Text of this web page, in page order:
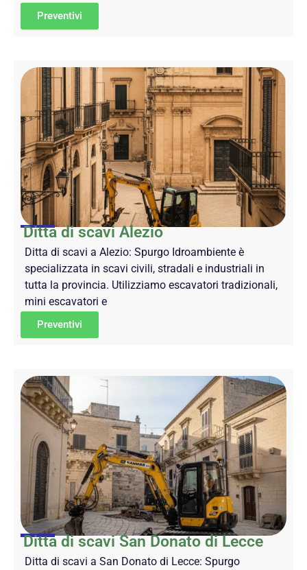
Preventivi
Ditta di scavi Alezio
Ditta di scavi a Alezio: Spurgo Idroambiente è
specializzata in scavi civili, stradali e industriali in
tutta la provincia. Utilizziamo escavatori tradizionali,
mini escavatori e
Preventivi
Ditta di scavi San Donato di Lecce
Ditta di scavi a San Donato di Lecce: Spurgo